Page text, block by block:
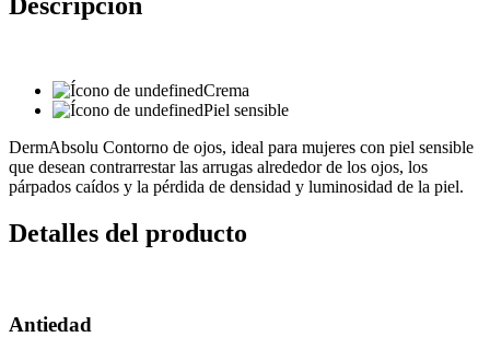
Crema
Piel sensible
DermAbsolu Contorno de ojos, ideal para mujeres con piel sensible
que desean contrarrestar las arrugas alrededor de los ojos, los
párpados caídos y la pérdida de densidad y luminosidad de la piel.
Detalles del producto
Antiedad